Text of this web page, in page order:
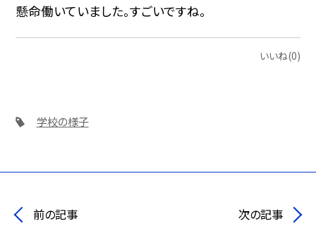
懸命働いていました。すごいですね。
いいね(0)
学校の様子
前の記事 次の記事